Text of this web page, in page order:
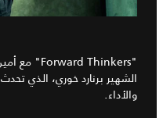
"
Forward Thinkers" مع
الشهير برنارد خوري، الذي
والأداء.